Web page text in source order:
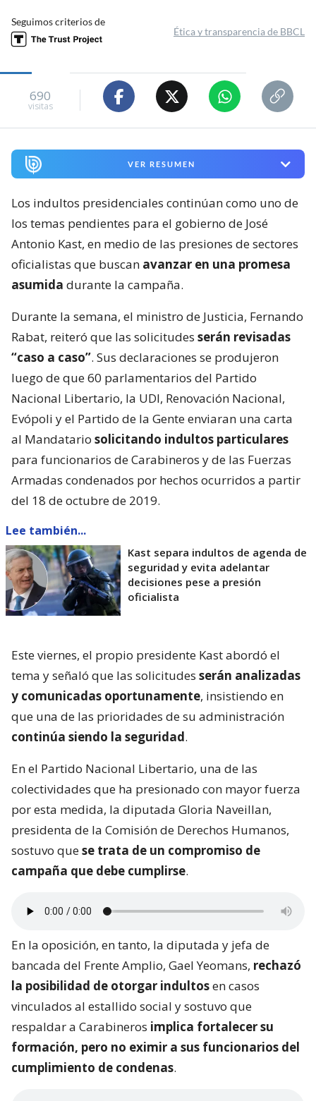
Seguimos criterios de
Ética y transparencia de BBCL
690
visitas
VER RESUMEN
Los indultos presidenciales continúan como uno de
los temas pendientes para el gobierno de José
Antonio Kast, en medio de las presiones de sectores
oficialistas que buscan avanzar en una promesa
asumida durante la campaña.
Durante la semana, el ministro de Justicia, Fernando
Rabat, reiteró que las solicitudes serán revisadas
“caso a caso”. Sus declaraciones se produjeron
luego de que 60 parlamentarios del Partido
Nacional Libertario, la UDI, Renovación Nacional,
Evópoli y el Partido de la Gente enviaran una carta
al Mandatario solicitando indultos particulares
para funcionarios de Carabineros y de las Fuerzas
Armadas condenados por hechos ocurridos a partir
del 18 de octubre de 2019.
Lee también...
Kast separa indultos de agenda de
seguridad y evita adelantar
decisiones pese a presión
oficialista
Este viernes, el propio presidente Kast abordó el
tema y señaló que las solicitudes serán analizadas
y comunicadas oportunamente, insistiendo en
que una de las prioridades de su administración
continúa siendo la seguridad.
En el Partido Nacional Libertario, una de las
colectividades que ha presionado con mayor fuerza
por esta medida, la diputada Gloria Naveillan,
presidenta de la Comisión de Derechos Humanos,
sostuvo quese trata de un compromiso de
campaña que debe cumplirse.
En la oposición, en tanto, la diputada y jefa de
bancada del Frente Amplio, Gael Yeomans, rechazó
la posibilidad de otorgar indultosen casos
vinculados al estallido social y sostuvo que
respaldar a Carabineros implica fortalecer su
formación, pero no eximir a sus funcionarios del
cumplimiento de condenas.